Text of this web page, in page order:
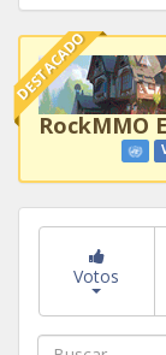
DESTACADO
RockMMO
Votos